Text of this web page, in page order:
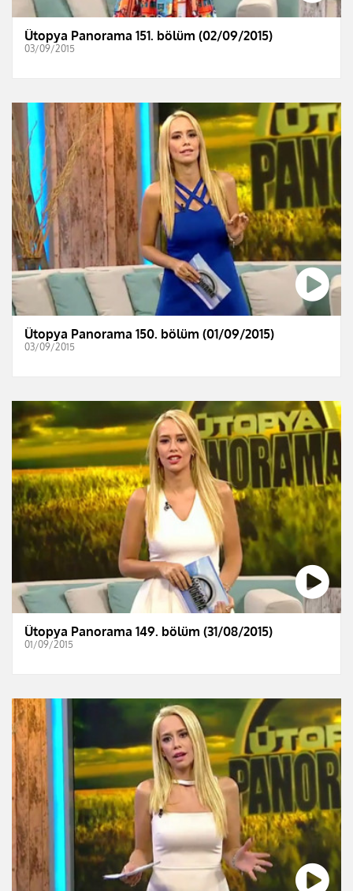
Ütopya Panorama 151. bölüm (02/09/2015)
03/09/2015
Ütopya Panorama 150. bölüm (01/09/2015)
03/09/2015
Ütopya Panorama 149. bölüm (31/08/2015)
01/09/2015